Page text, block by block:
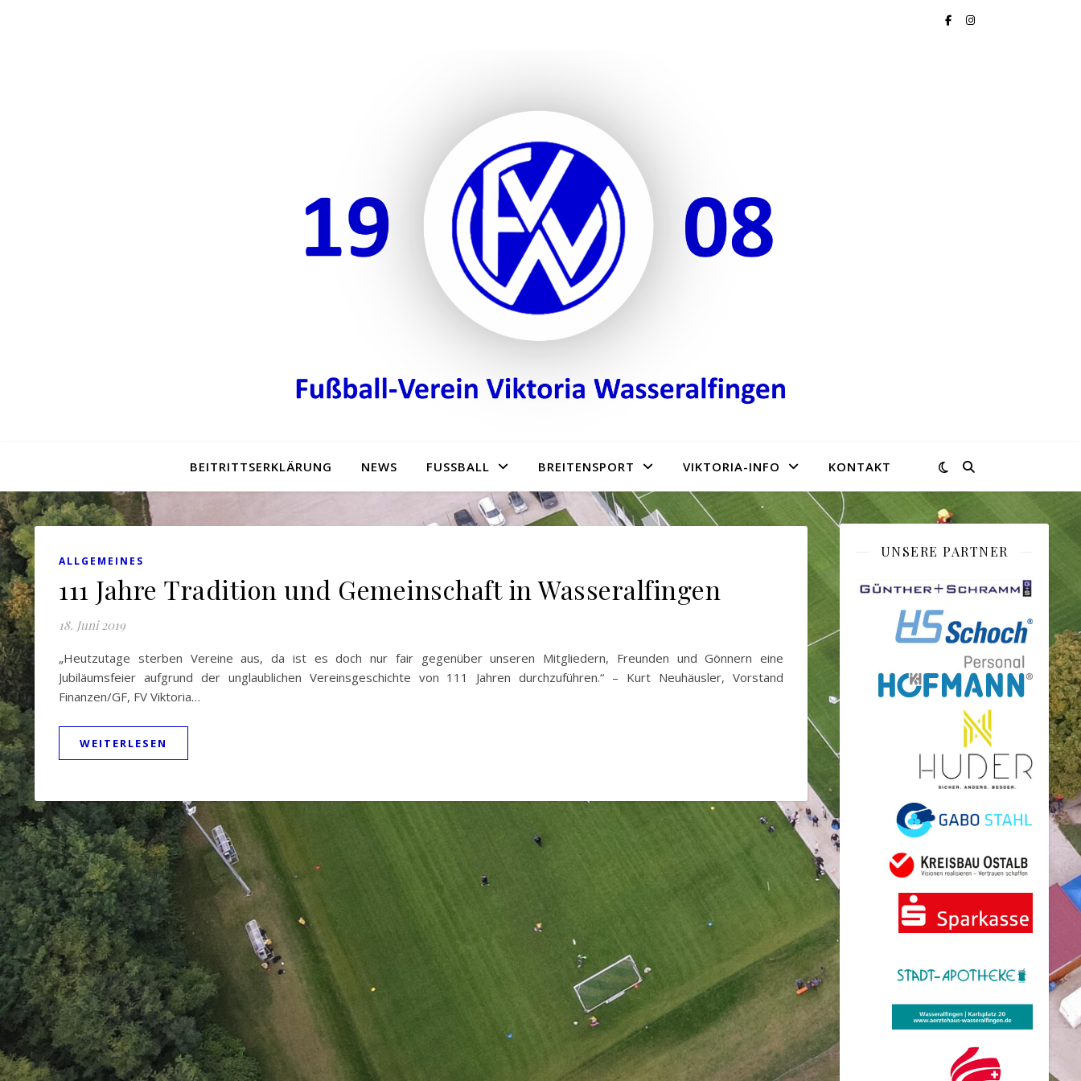
BEITRITTSERKLÄRUNG NEWS FUSSBALL BREITENSPORT VIKTORIA-INFO KONTAKT
ALLGEMEINES
111 Jahre Tradition und Gemeinschaft in Wasseralfingen
18. Juni 2019
„Heutzutage sterben Vereine aus, da ist es doch nur fair gegenüber unseren Mitgliedern, Freunden und Gönnern eine
Jubiläumsfeier aufgrund der unglaublichen Vereinsgeschichte von 111 Jahren durchzuführen.“ – Kurt Neuhäusler, Vorstand
Finanzen/GF, FV Viktoria…
WEITERLESEN
UNSERE PARTNER